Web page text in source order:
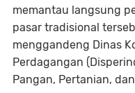
memantau langsung
pasar tradisional
menggandeng Dinas
Perdagangan
Pangan, Pertanian,